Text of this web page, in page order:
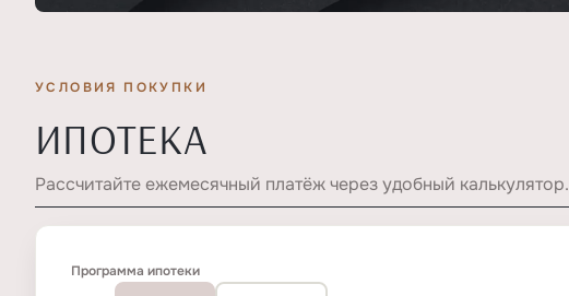
УСЛОВИЯ ПОКУПКИ
ИПОТЕКА
Рассчитайте ежемесячный платёж через удобный калькулятор.
Программа ипотеки